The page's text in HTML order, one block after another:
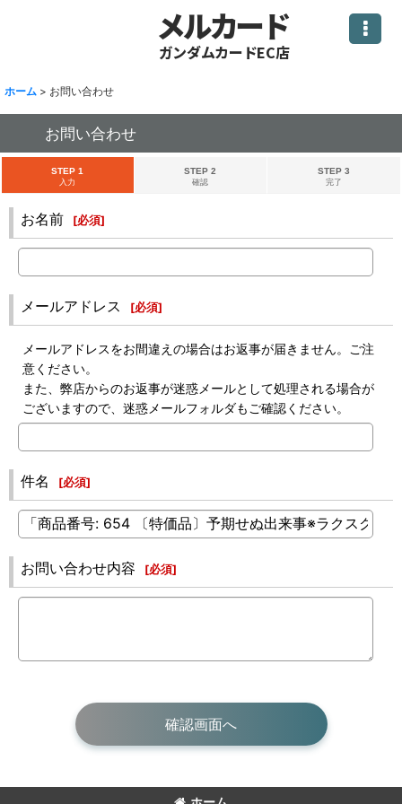
メルカード
ガンダムカードEC店
ホーム > お問い合わせ
お問い合わせ
STEP 1
入力
STEP 2
確認
STEP 3
完了
お名前 [必須]
メールアドレス [必須]
メールアドレスをお間違えの場合はお返事が届きません。ご注
意ください。
また、弊店からのお返事が迷惑メールとして処理される場合が
ございますので、迷惑メールフォルダもご確認ください。
件名 [必須]
お問い合わせ内容 [必須]
確認画面へ